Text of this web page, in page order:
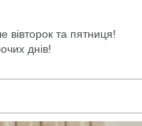
вівторок та пятниця!
днів!